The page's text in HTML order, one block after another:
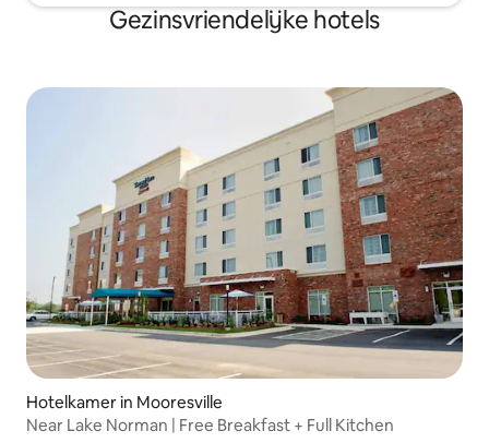
Gezinsvriendelijke hotels
Hotelkamer in Mooresville
Near Lake Norman | Free Breakfast + Full Kitchen